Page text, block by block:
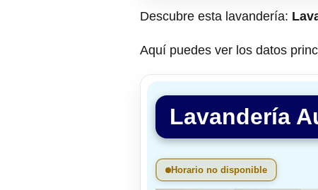
Descubre esta lavandería:
Aquí puedes ver los datos
Lavandería
Horario no disponible